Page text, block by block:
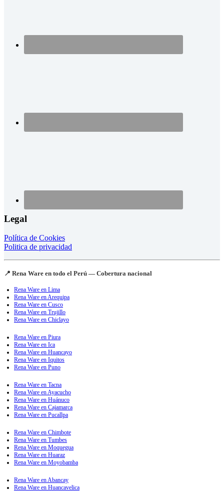
Legal
Política de Cookies
Politica de privacidad
📍 Rena Ware en todo el Perú — Cobertura nacional
Rena Ware en Lima
Rena Ware en Arequipa
Rena Ware en Cusco
Rena Ware en Trujillo
Rena Ware en Chiclayo
Rena Ware en Piura
Rena Ware en Ica
Rena Ware en Huancayo
Rena Ware en Iquitos
Rena Ware en Puno
Rena Ware en Tacna
Rena Ware en Ayacucho
Rena Ware en Huánuco
Rena Ware en Cajamarca
Rena Ware en Pucallpa
Rena Ware en Chimbote
Rena Ware en Tumbes
Rena Ware en Moquegua
Rena Ware en Huaraz
Rena Ware en Moyobamba
Rena Ware en Abancay
Rena Ware en Huancavelica